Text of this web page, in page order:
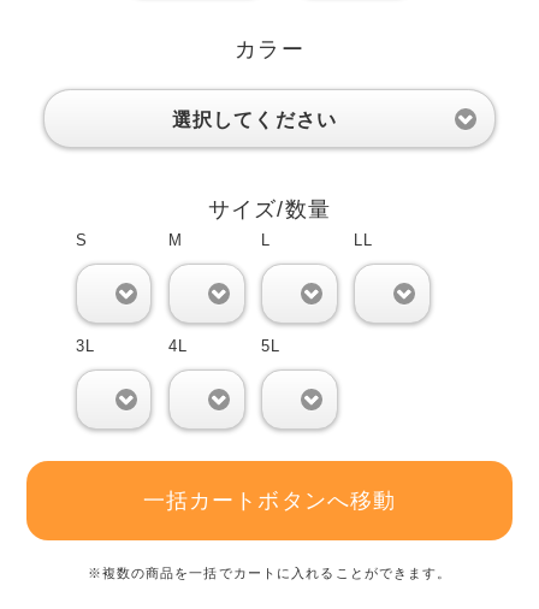
カラー
選択してください
サイズ/数量
S M
3L 4L 5L
一括カートボタンへ移動
※複数の商品を一括でカートに入れることができます。